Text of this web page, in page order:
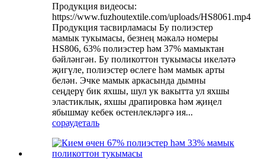
Продукция видеосы:
https://www.fuzhoutextile.com/uploads/HS8061.mp4
Продукция тасвирламасы Бу полиэстер
мамык тукымасы, безнең мәкалә номеры
HS806, 63% полиэстер һәм 37% мамыктан
бәйләнгән. Бу поликоттон тукымасы икеләтә
җигүле, полиэстер өслеге һәм мамык арты
белән. Эчке мамык аркасында дымны
сеңдерү бик яхшы, шул ук вакытта ул яхшы
эластиклык, яхшы драпировка һәм җиңел
ябышмау кебек өстенлекләргә ия...
сораудеталь